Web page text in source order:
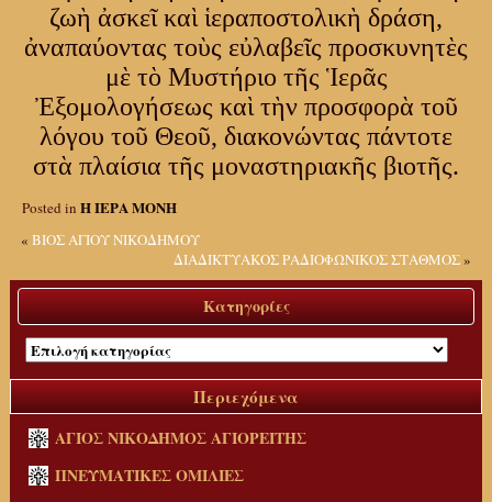
ζωὴ ἀσκεῖ καὶ ἱεραποστολικὴ δράση,
ἀναπαύοντας τοὺς εὐλαβεῖς προσκυνητὲς
μὲ τὸ Μυστήριο τῆς Ἱερᾶς
Ἐξομολογήσεως καὶ τὴν προσφορὰ τοῦ
λόγου τοῦ Θεοῦ, διακονώντας πάντοτε
στὰ πλαίσια τῆς μοναστηριακῆς βιοτῆς.
Posted in Η ΙΕΡΑ ΜΟΝΗ
«ΒΙΟΣ ΑΓΙΟΥ ΝΙΚΟΔΗΜΟΥ
ΔΙΑΔΙΚΤΥΑΚΟΣ ΡΑΔΙΟΦΩΝΙΚΟΣ ΣΤΑΘΜΟΣ»
Κατηγορίες
Κατηγορίες
Περιεχόμενα
ΑΓΙΟΣ ΝΙΚΟΔΗΜΟΣ ΑΓΙΟΡΕΙΤΗΣ
ΠΝΕΥΜΑΤΙΚΕΣ ΟΜΙΛΙΕΣ